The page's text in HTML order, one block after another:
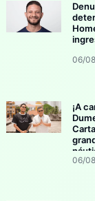
06/
¡A
06/